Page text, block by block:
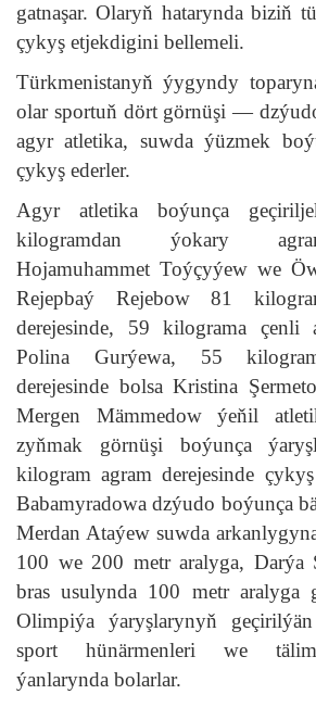
gatnaşar. Olaryň hatarynda biziň
çykyş etjekdigini bellemeli.
Türkmenistanyň ýygyndy
olar sportuň dört görnüşi —
agyr atletika, suwda ýüzmek
çykyş ederler.
Agyr atletika boýunça
kilogramdan ýokary
Hojamuhammet Toýçyýew we
Rejepbaý Rejebow 81
derejesinde, 59 kilograma çenli
Polina Gurýewa, 55
derejesinde bolsa Kristina
Mergen Mämmedow ýeňil
zyňmak görnüşi boýunça
kilogram agram derejesinde
Babamyradowa dzýudo boýunça
Merdan Ataýew suwda
100 we 200 metr aralyga, Darýa
bras usulynda 100 metr aralyga
Olimpiýa ýaryşlarynyň
sport hünärmenleri we
ýanlarynda bolarlar.